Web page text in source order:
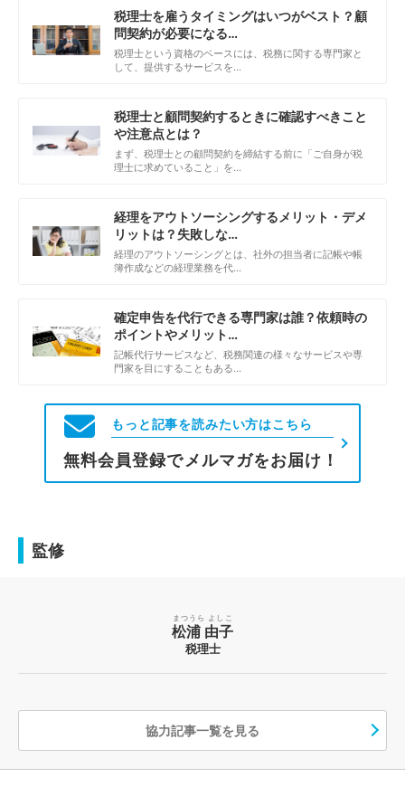
税理士を雇うタイミングはいつがベスト？顧
問契約が必要になる…
税理士という資格のベースには、税務に関する専門家と
して、提供するサービスを…
税理士と顧問契約するときに確認すべきこと
や注意点とは？
まず、税理士との顧問契約を締結する前に「ご自身が税
理士に求めていること」を…
経理をアウトソーシングするメリット・デメ
リットは？失敗しな…
経理のアウトソーシングとは、社外の担当者に記帳や帳
簿作成などの経理業務を代…
確定申告を代行できる専門家は誰？依頼時の
ポイントやメリット…
記帳代行サービスなど、税務関連の様々なサービスや専
門家を目にすることもある…
もっと記事を読みたい方はこちら
無料会員登録でメルマガをお届け！
監修
松浦 由子
まつうら よしこ
税理士
協力記事一覧を見る